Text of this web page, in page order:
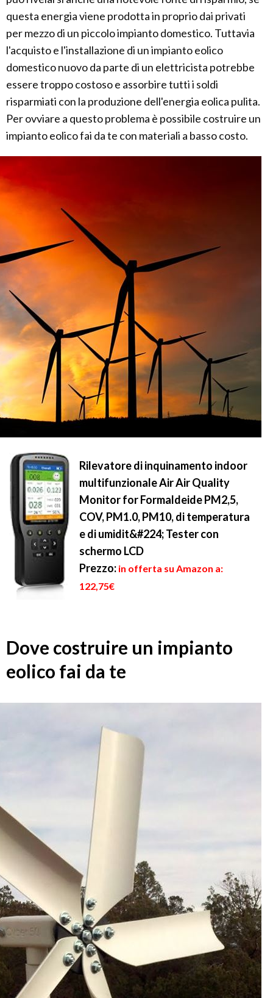
questa energia viene prodotta in proprio dai privati
per mezzo di un piccolo impianto domestico. Tuttavia
l'acquisto e l'installazione di un impianto eolico
domestico nuovo da parte di un elettricista potrebbe
essere troppo costoso e assorbire tutti i soldi
risparmiati con la produzione dell'energia eolica pulita.
Per ovviare a questo problema è possibile costruire un
impianto eolico fai da te con materiali a basso costo.
Rilevatore di inquinamento indoor
multifunzionale Air Air Quality
Monitor for Formaldeide PM2,5,
COV, PM1.0, PM10, di temperatura
e di umidit&#224; Tester con
schermo LCD
Prezzo: in offerta su Amazon a:
122,75€
Dove costruire un impianto
eolico fai da te